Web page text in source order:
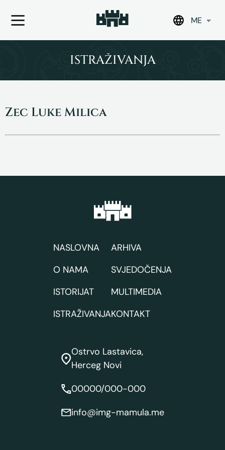
ME
ISTRAŽIVANJA
Zec Luke Milica
NASLOVNA
O NAMA
ISTORIJAT
ISTRAŽIVANJA
ARHIVA
SVJEDOČENJA
MULTIMEDIA
KONTAKT
Ostrvo Lastavica,
Herceg Novi
00000/000-000
info@img-mamula.me